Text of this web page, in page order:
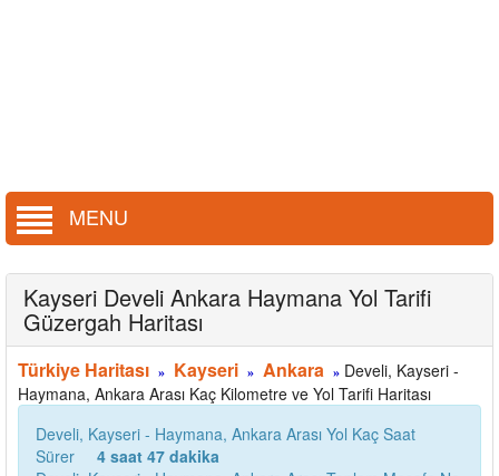
MENU
Kayseri Develi Ankara Haymana Yol Tarifi
Güzergah Haritası
Türkiye Haritası » Kayseri » Ankara » Develi, Kayseri -
Haymana, Ankara Arası Kaç Kilometre ve Yol Tarifi Haritası
Develi, Kayseri - Haymana, Ankara Arası Yol Kaç Saat
Sürer
4 saat 47 dakika